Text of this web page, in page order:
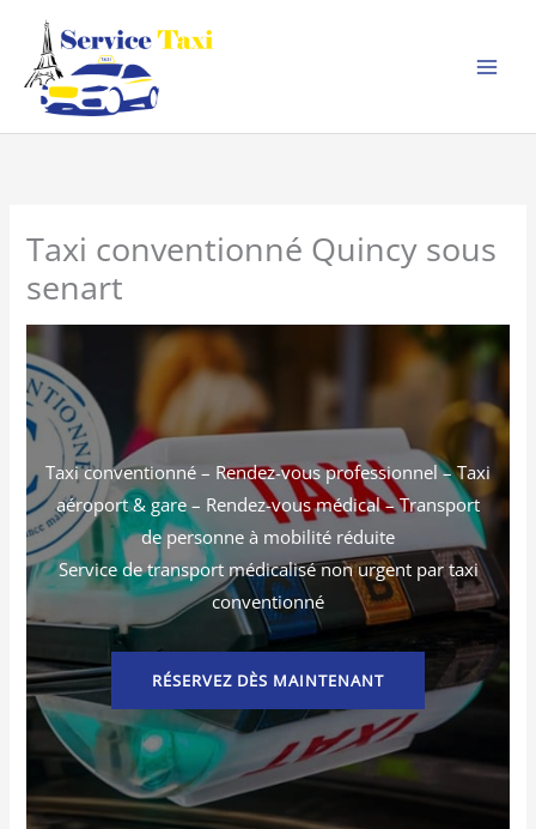
contenu
Taxi conventionné Quincy sous
senart
Taxi conventionné – Rendez-vous professionnel – Taxi
aéroport & gare – Rendez-vous médical – Transport
de personne à mobilité réduite
Service de transport médicalisé non urgent par taxi
conventionné
RÉSERVEZ DÈS MAINTENANT